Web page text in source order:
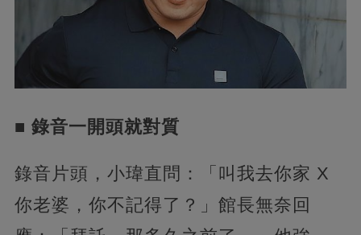
■ 錄音一開頭就對質
錄音片頭，小瑋直問：「叫我去你家 X
你老婆，你不記得了？」館長無奈回